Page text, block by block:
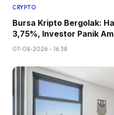
CRYPTO
Bursa Kripto Bergolak:
3,75%, Investor Panik
07-08-2026 - 16.38